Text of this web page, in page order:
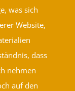
was sich
Website,
dass
nehmen
auf den